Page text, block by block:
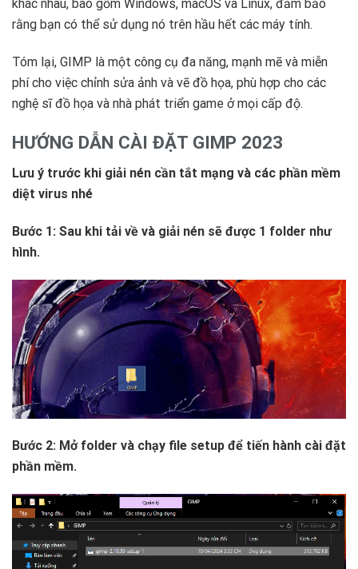
khác nhau, bao gồm Windows, macOS và Linux, đảm bảo
rằng bạn có thể sử dụng nó trên hầu hết các máy tính.
Tóm lại, GIMP là một công cụ đa năng, mạnh mẽ và miễn
phí cho việc chỉnh sửa ảnh và vẽ đồ họa, phù hợp cho các
nghệ sĩ đồ họa và nhà phát triển game ở mọi cấp độ.
HƯỚNG DẪN CÀI ĐẶT GIMP 2023
Lưu ý trước khi giải nén cần tắt mạng và các phần mềm
diệt virus nhé
Bước 1: Sau khi tải về và giải nén sẽ được 1 folder như
hình.
Bước 2: Mở folder và chạy file setup để tiến hành cài đặt
phần mềm.